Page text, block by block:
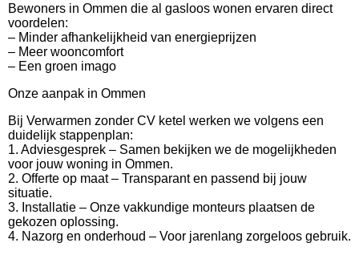
Bewoners in Ommen die al gasloos wonen ervaren direct
voordelen:
– Minder afhankelijkheid van energieprijzen
– Meer wooncomfort
– Een groen imago
Onze aanpak in Ommen
Bij Verwarmen zonder CV ketel werken we volgens een
duidelijk stappenplan:
1. Adviesgesprek – Samen bekijken we de mogelijkheden
voor jouw woning in Ommen.
2. Offerte op maat – Transparant en passend bij jouw
situatie.
3. Installatie – Onze vakkundige monteurs plaatsen de
gekozen oplossing.
4. Nazorg en onderhoud – Voor jarenlang zorgeloos gebruik.